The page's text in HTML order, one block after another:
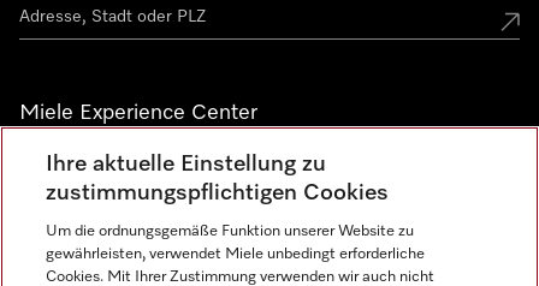
Miele Experience Center
Alle Miele Experience Center anzeigen
Newsletter
Ihre aktuelle Einstellung zu
zustimmungspflichtigen Cookies
Um die ordnungsgemäße Funktion unserer Website zu
gewährleisten, verwendet Miele unbedingt erforderliche
Cookies. Mit Ihrer Zustimmung verwenden wir auch nicht